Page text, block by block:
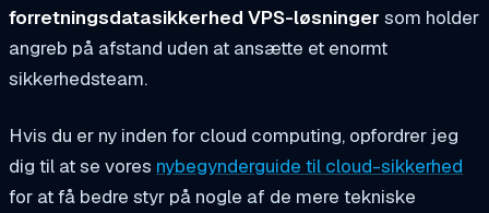
forretningsdatasikkerhed VPS-løsninger som holder
angreb på afstand uden at ansætte et enormt
sikkerhedsteam.
Hvis du er ny inden for cloud computing, opfordrer jeg
dig til at se vores nybegynderguide til cloud-sikkerhed
for at få bedre styr på nogle af de mere tekniske